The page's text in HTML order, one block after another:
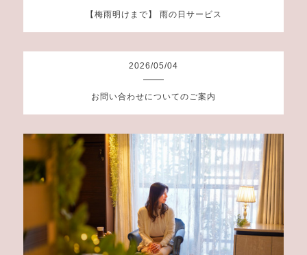
【梅雨明けまで】 雨の日サービス
2026/05/04
お問い合わせについてのご案内